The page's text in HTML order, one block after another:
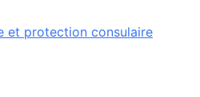
et protection consulaire